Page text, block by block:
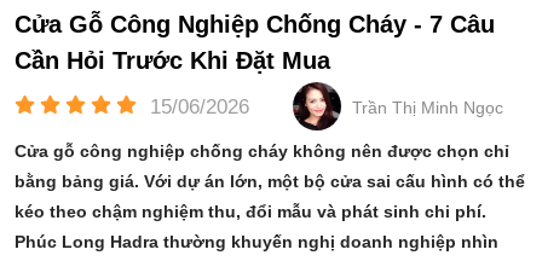
Cửa Gỗ Công Nghiệp Chống Cháy - 7 Câu
Cần Hỏi Trước Khi Đặt Mua
15/06/2026 Trần Thị Minh Ngọc
Cửa gỗ công nghiệp chống cháy không nên được chọn chỉ
bằng bảng giá. Với dự án lớn, một bộ cửa sai cấu hình có thể
kéo theo chậm nghiệm thu, đổi mẫu và phát sinh chi phí.
Phúc Long Hadra thường khuyến nghị doanh nghiệp nhìn